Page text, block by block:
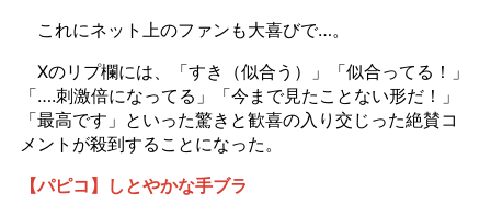
これにネット上のファンも大喜びで…。
Xのリプ欄には、「すき（似合う）」「似合ってる！」
「….刺激倍になってる」「今まで見たことない形だ！」
「最高です」といった驚きと歓喜の入り交じった絶賛コ
メントが殺到することになった。
【パピコ】しとやかな手ブラ